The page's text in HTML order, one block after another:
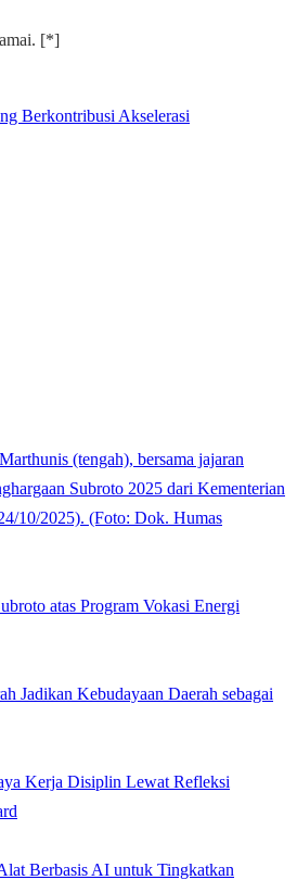
[*]
Berkontribusi Akselerasi
atas Program Vokasi Energi
Jadikan Kebudayaan Daerah sebagai
Kerja Disiplin Lewat Refleksi
Berbasis AI untuk Tingkatkan